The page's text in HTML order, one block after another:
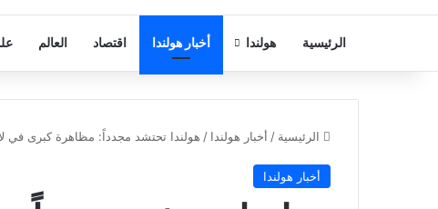
الرئيسية هولندا أخبار هولندا اقتصاد العالم
الرئيسية / أخبار هولندا / هولندا تحتشد مجدداً: مظاهرة كبرى في لاهاي
أخبار هولندا